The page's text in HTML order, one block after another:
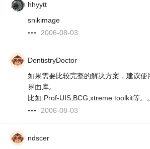
hhyytt
snikimage
2006-08-03
DentistryDoctor
如果需要比较完整的解决方案，建议使
界面库。
比如:Prof-UIS,BCG,xtreme toolkit等。
2006-08-03
ndscer